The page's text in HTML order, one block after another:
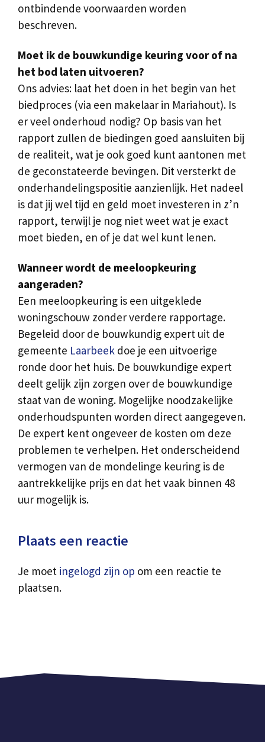
ontbindende voorwaarden worden
beschreven.
Moet ik de bouwkundige keuring voor of na
het bod laten uitvoeren?
Ons advies: laat het doen in het begin van het
biedproces (via een makelaar in Mariahout). Is
er veel onderhoud nodig? Op basis van het
rapport zullen de biedingen goed aansluiten bij
de realiteit, wat je ook goed kunt aantonen met
de geconstateerde bevingen. Dit versterkt de
onderhandelingspositie aanzienlijk. Het nadeel
is dat jij wel tijd en geld moet investeren in z’n
rapport, terwijl je nog niet weet wat je exact
moet bieden, en of je dat wel kunt lenen.
Wanneer wordt de meeloopkeuring
aangeraden?
Een meeloopkeuring is een uitgeklede
woningschouw zonder verdere rapportage.
Begeleid door de bouwkundig expert uit de
gemeente Laarbeek doe je een uitvoerige
ronde door het huis. De bouwkundige expert
deelt gelijk zijn zorgen over de bouwkundige
staat van de woning. Mogelijke noodzakelijke
onderhoudspunten worden direct aangegeven.
De expert kent ongeveer de kosten om deze
problemen te verhelpen. Het onderscheidend
vermogen van de mondelinge keuring is de
aantrekkelijke prijs en dat het vaak binnen 48
uur mogelijk is.
Plaats een reactie
Je moet ingelogd zijn op om een reactie te
plaatsen.